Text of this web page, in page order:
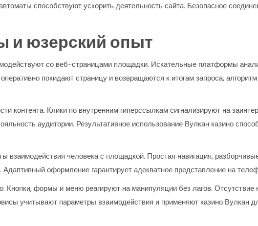
способствуют ускорить деятельность сайта. Безопасное
и юзерский опыт
со веб-страницами площадки. Искательные платформы
покидают страницу и возвращаются к итогам запроса,
контента. Клики по внутренним гиперссылкам сигнализируют на
аудитории. Результативное использование Вулкан казино
человека с площадкой. Простая навигация,
оформление гарантирует адекватное представление на
Кнопки, формы и меню реагируют на манипуляции без лагов.
учитывают параметры взаимодействия и применяют казино Вулкан